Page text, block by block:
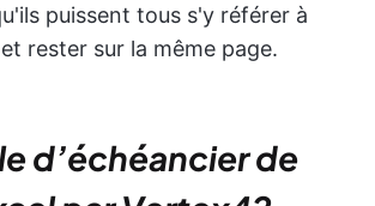
puissent tous s'y référer à
rester sur la même page.
d’échéancier de